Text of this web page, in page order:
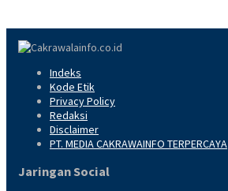
Indeks
Kode Etik
Privacy Policy
Redaksi
Disclaimer
PT. MEDIA CAKRAWAINFO TERPERCAYA
Jaringan Social